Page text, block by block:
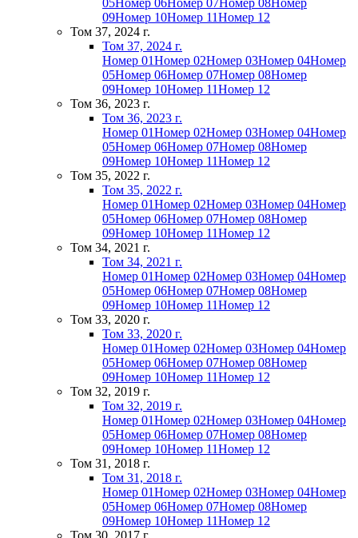
05Номер 06Номер 07Номер 08Номер
09Номер 10Номер 11Номер 12
Том 37, 2024 г.
Том 37, 2024 г.
Номер 01Номер 02Номер 03Номер 04Номер
05Номер 06Номер 07Номер 08Номер
09Номер 10Номер 11Номер 12
Том 36, 2023 г.
Том 36, 2023 г.
Номер 01Номер 02Номер 03Номер 04Номер
05Номер 06Номер 07Номер 08Номер
09Номер 10Номер 11Номер 12
Том 35, 2022 г.
Том 35, 2022 г.
Номер 01Номер 02Номер 03Номер 04Номер
05Номер 06Номер 07Номер 08Номер
09Номер 10Номер 11Номер 12
Том 34, 2021 г.
Том 34, 2021 г.
Номер 01Номер 02Номер 03Номер 04Номер
05Номер 06Номер 07Номер 08Номер
09Номер 10Номер 11Номер 12
Том 33, 2020 г.
Том 33, 2020 г.
Номер 01Номер 02Номер 03Номер 04Номер
05Номер 06Номер 07Номер 08Номер
09Номер 10Номер 11Номер 12
Том 32, 2019 г.
Том 32, 2019 г.
Номер 01Номер 02Номер 03Номер 04Номер
05Номер 06Номер 07Номер 08Номер
09Номер 10Номер 11Номер 12
Том 31, 2018 г.
Том 31, 2018 г.
Номер 01Номер 02Номер 03Номер 04Номер
05Номер 06Номер 07Номер 08Номер
09Номер 10Номер 11Номер 12
Том 30, 2017 г.